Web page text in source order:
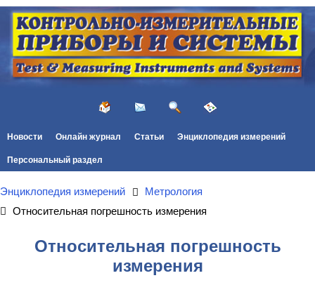
Новости Онлайн журнал Статьи Энциклопедия измерений
Персональный раздел
Энциклопедия измерений
Метрология
Относительная погрешность измерения
Относительная погрешность
измерения